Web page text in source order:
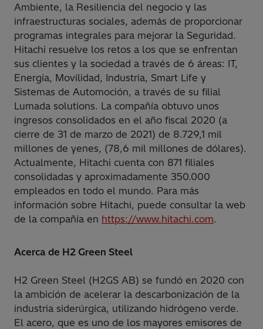
Ambiente, la Resiliencia del negocio y las
infraestructuras sociales, además de proporcionar
programas integrales para mejorar la Seguridad.
Hitachi resuelve los retos a los que se enfrentan
sus clientes y la sociedad a través de 6 áreas: IT,
Energía, Movilidad, Industria, Smart Life y
Sistemas de Automoción, a través de su filial
Lumada solutions. La compañía obtuvo unos
ingresos consolidados en el año fiscal 2020 (a
cierre de 31 de marzo de 2021) de 8.729,1 mil
millones de yenes, (78,6 mil millones de dólares).
Actualmente, Hitachi cuenta con 871 filiales
consolidadas y aproximadamente 350.000
empleados en todo el mundo. Para más
información sobre Hitachi, puede consultar la web
de la compañía en https://www.hitachi.com.
Acerca de H2 Green Steel
H2 Green Steel (H2GS AB) se fundó en 2020 con
la ambición de acelerar la descarbonización de la
industria siderúrgica, utilizando hidrógeno verde.
El acero, que es uno de los mayores emisores de